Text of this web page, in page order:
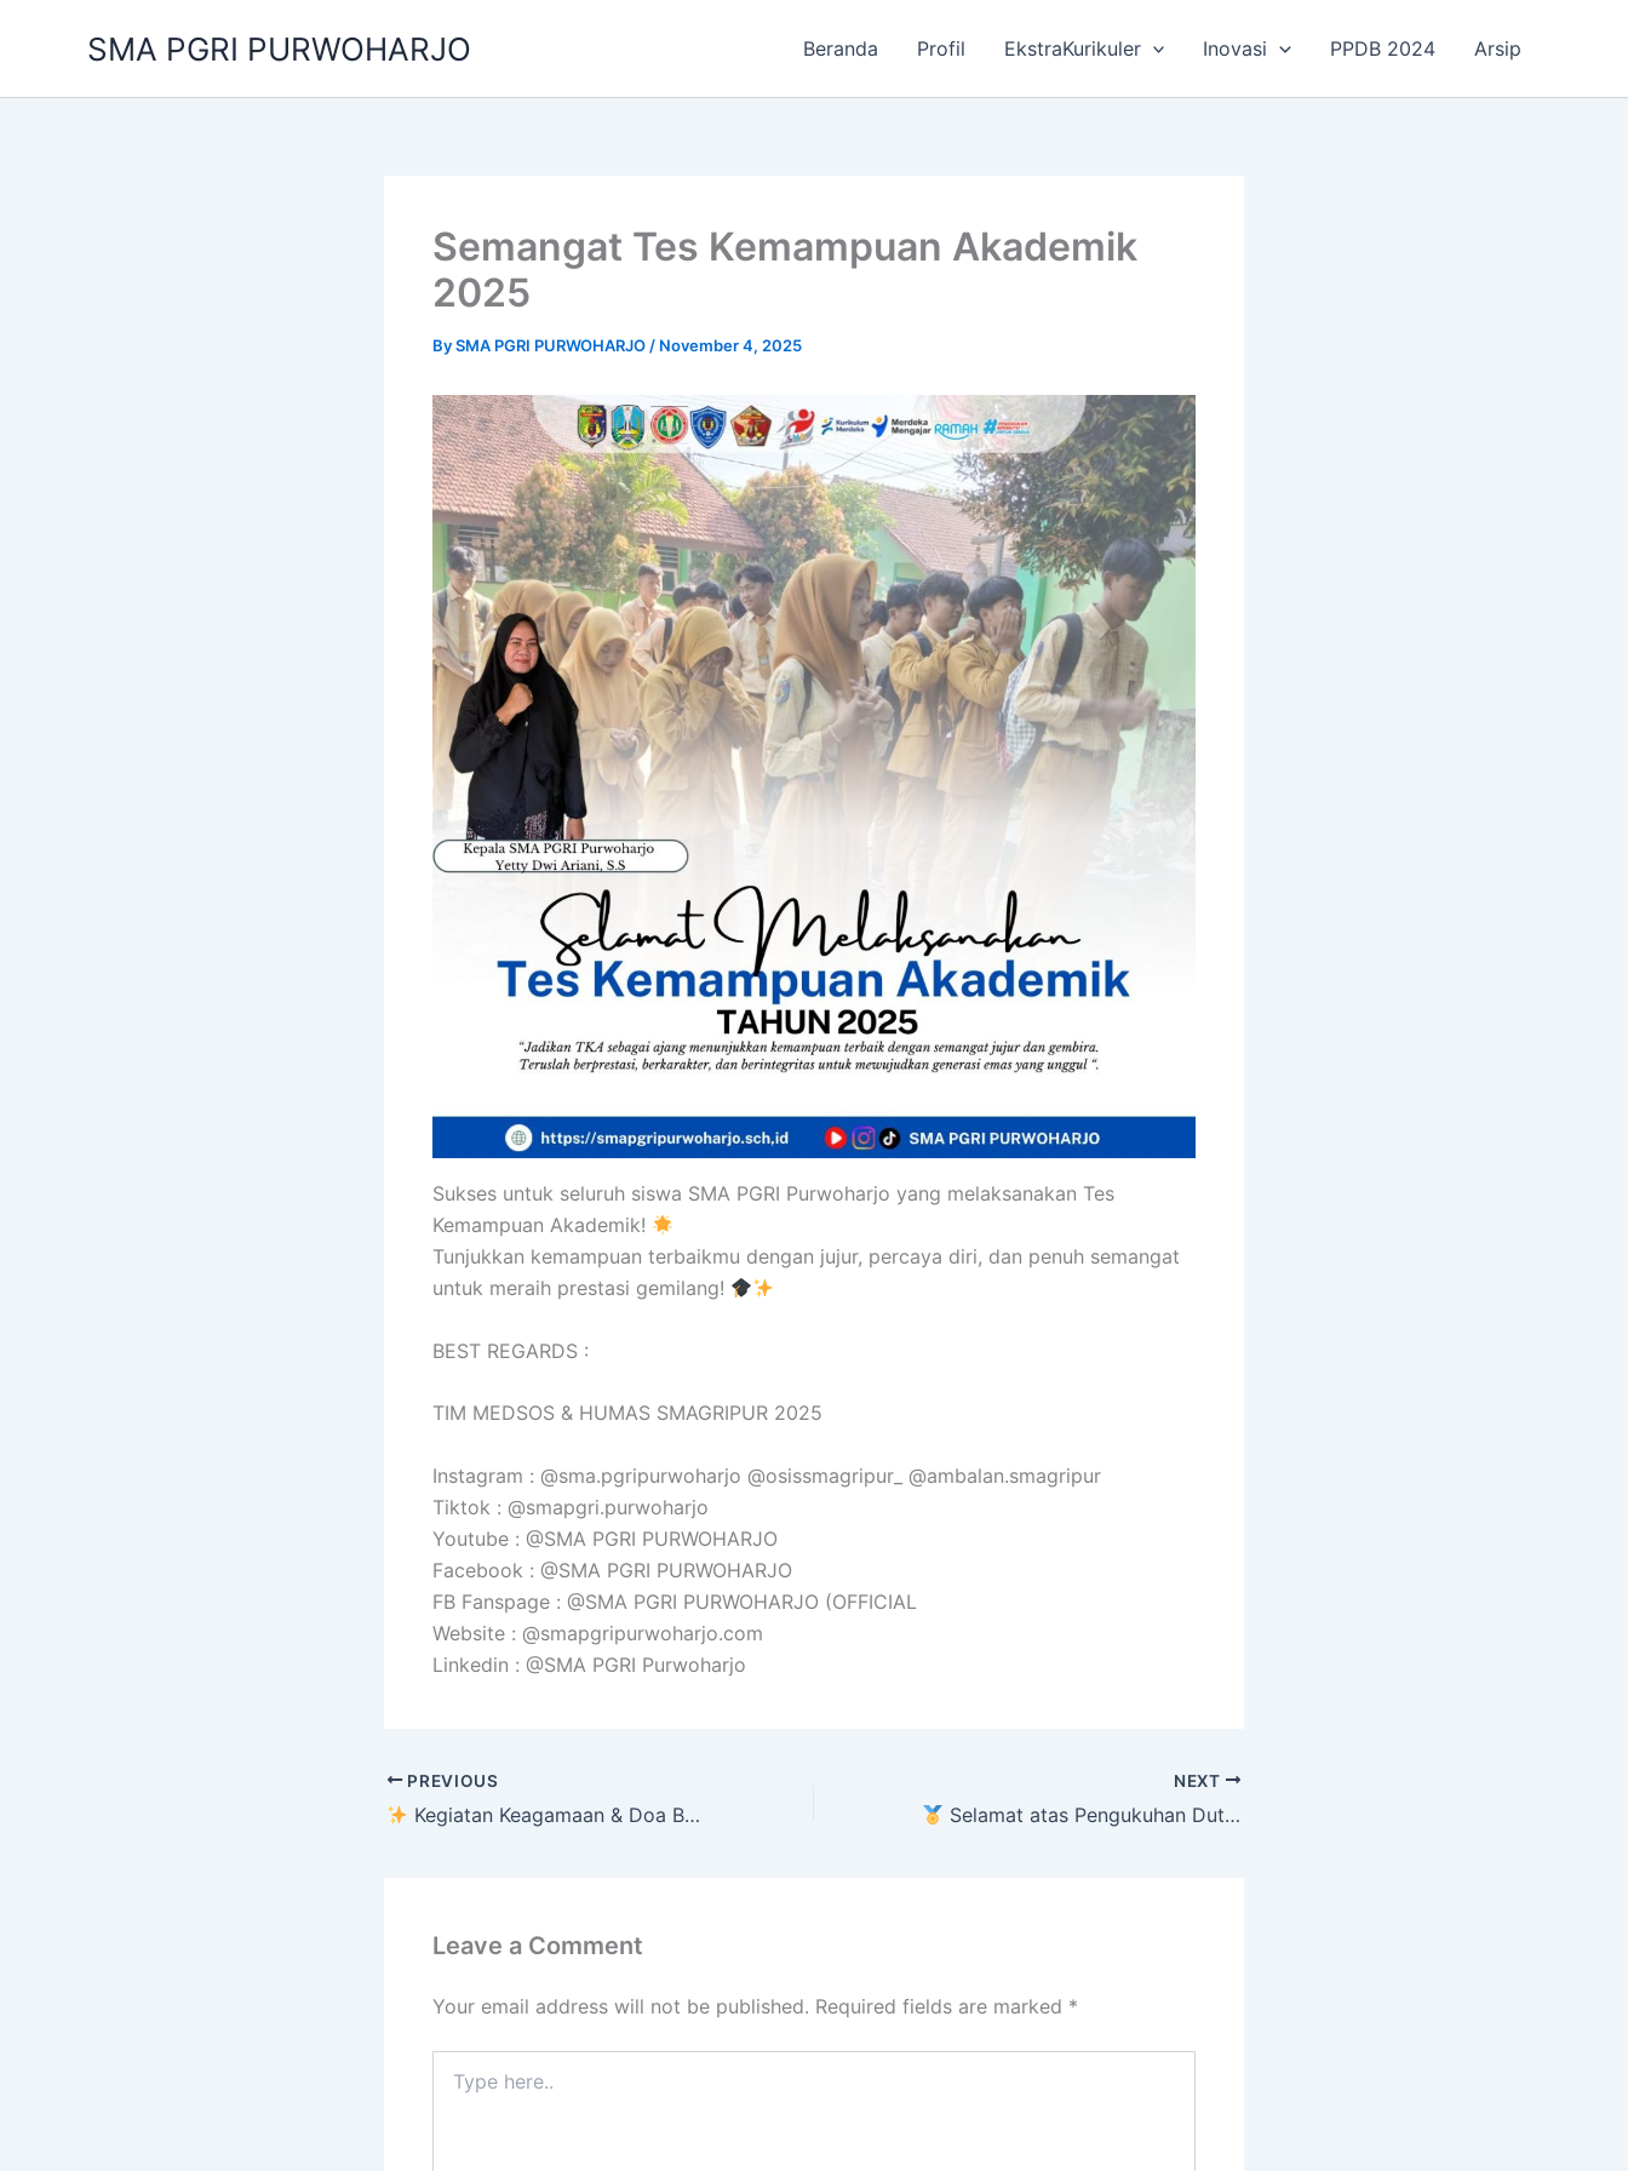
SMA PGRI PURWOHARJO Beranda Profil EkstraKurikuler Inovasi PPDB 2024 Arsip
Semangat Tes Kemampuan Akademik
2025
BySMA PGRI PURWOHARJO / November 4, 2025
Sukses untuk seluruh siswa SMA PGRI Purwoharjo yang melaksanakan Tes
Kemampuan Akademik!
Tunjukkan kemampuan terbaikmu dengan jujur, percaya diri, dan penuh semangat
untuk meraih prestasi gemilang!
BEST REGARDS :
TIM MEDSOS & HUMAS SMAGRIPUR 2025
Instagram : @sma.pgripurwoharjo @osissmagripur_ @ambalan.smagripur
Tiktok : @smapgri.purwoharjo
Youtube : @SMA PGRI PURWOHARJO
Facebook : @SMA PGRI PURWOHARJO
FB Fanspage : @SMA PGRI PURWOHARJO (OFFICIAL
Website : @smapgripurwoharjo.com
Linkedin : @SMA PGRI Purwoharjo
PREVIOUS
Kegiatan Keagamaan & Doa Bersama SMA PGRI Purwoharjo
NEXT
Selamat atas Pengukuhan Duta Kamtibmas 2025
Leave a Comment
Your email address will not be published. Required fields are marked *
here..